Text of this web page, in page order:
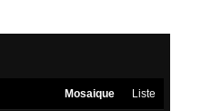
Liste
Mosaique